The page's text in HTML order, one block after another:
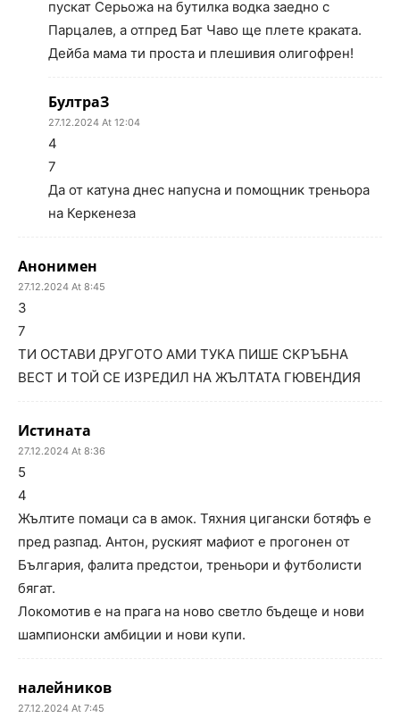
пускат Серьожа на бутилка водка заедно с
Парцалев, а отпред Бат Чаво ще плете краката.
Дейба мама ти проста и плешивия олигофрен!
БултраЗ
27.12.2024 At 12:04
4
7
Да от катуна днес напусна и помощник треньора
на Керкенеза
Анонимен
27.12.2024 At 8:45
3
7
ТИ ОСТАВИ ДРУГОТО АМИ ТУКА ПИШЕ СКРЪБНА
ВЕСТ И ТОЙ СЕ ИЗРЕДИЛ НА ЖЪЛТАТА ГЮВЕНДИЯ
Истината
27.12.2024 At 8:36
5
4
Жълтите помаци са в амок. Тяхния цигански ботяфъ е
пред разпад. Антон, руският мафиот е прогонен от
България, фалита предстои, треньори и футболисти
бягат.
Локомотив е на прага на ново светло бъдеще и нови
шампионски амбиции и нови купи.
налейников
27.12.2024 At 7:45